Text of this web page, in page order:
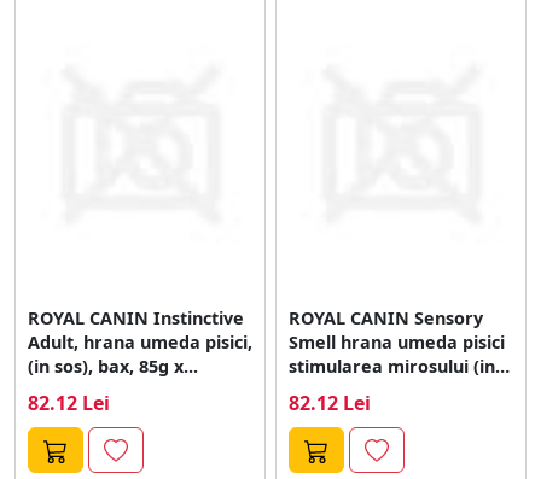
ROYAL CANIN Instinctive
Adult, hrana umeda pisici,
(in sos), bax, 85g x...
82.12 Lei
ROYAL CANIN Sensory
Smell hrana umeda pisici
stimularea mirosului (in
82.12 Lei